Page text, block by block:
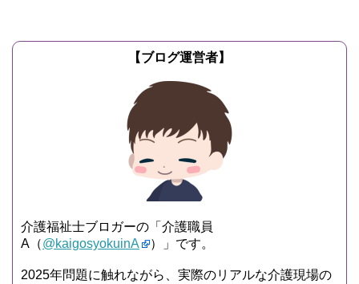
【ブログ運営者】
介護福祉士ブロガーの「介護職員
A（@kaigosyokuinA ）」です。
2025年問題に触れながら、実際のリアルな介護現場の